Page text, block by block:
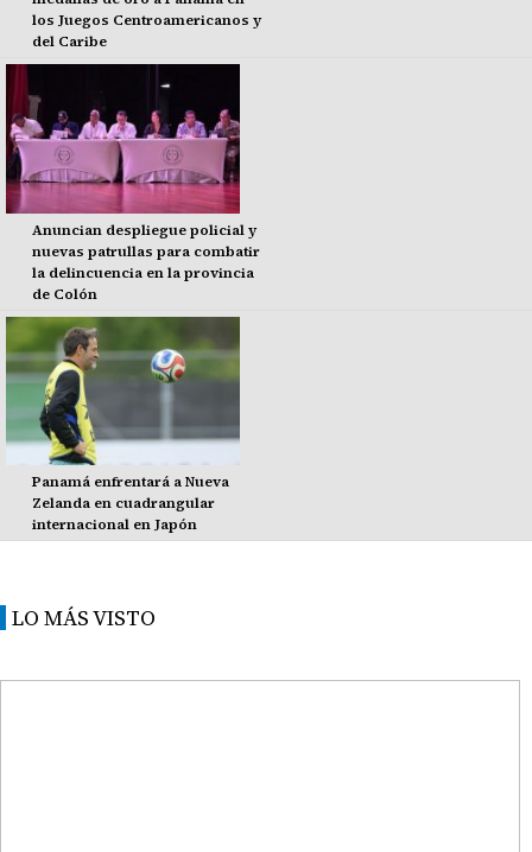
los Juegos Centroamericanos y
del Caribe
Anuncian despliegue policial y
nuevas patrullas para combatir
la delincuencia en la provincia
de Colón
Panamá enfrentará a Nueva
Zelanda en cuadrangular
internacional en Japón
LO MÁS VISTO